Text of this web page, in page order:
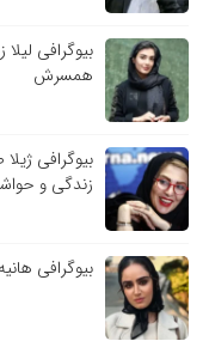
بیوگرافی
همسرش
بیوگرافی
زندگی و
بیوگرافی